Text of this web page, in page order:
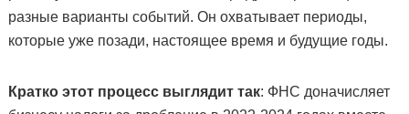
разные варианты событий. Он охватывает периоды,
которые уже позади, настоящее время и будущие годы.
Кратко этот процесс выглядит так: ФНС доначисляет